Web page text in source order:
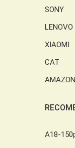
SONY
LENOVO
XIAOMI
CAT
AMAZON
A18-